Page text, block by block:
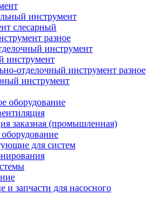
инструмент
слесарный
разное
инструмент
инструмент
отделочный инструмент разное
инструмент
оборудование
заказная (промышленная)
для систем
запчасти для насосного